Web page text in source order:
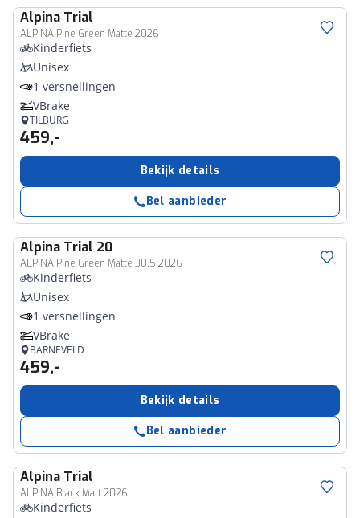
Alpina Trial
ALPINA Pine Green Matte 2026
Kinderfiets
Unisex
1 versnellingen
VBrake
TILBURG
459,-
Bekijk details
Bel aanbieder
Alpina Trial 20
ALPINA Pine Green Matte 30.5 2026
Kinderfiets
Unisex
1 versnellingen
VBrake
BARNEVELD
459,-
Bekijk details
Bel aanbieder
Alpina Trial
ALPINA Black Matt 2026
Kinderfiets